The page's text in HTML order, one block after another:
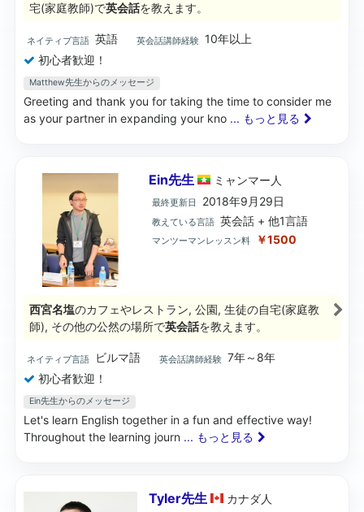
宅(家庭教師)で英会話を教えます。
ネイティブ言語 英語 英会話講師経験 10年以上
初心者歓迎！
Matthew先生からのメッセージ
Greeting and thank you for taking the time to consider me
as your partner in expanding your kno ... もっと見る
Ein先生 ミャンマー 人
最終更新日 2018年9月29日
教えている言語 英会話 + 他1言語
マンツーマンレッスン料 ￥1500
西宮名塩のカフェやレストラン, 公園, 生徒の自宅(家庭教
師), その他の公然の場所で英会話を教えます。
ネイティブ言語 ビルマ語 英会話講師経験 7年～8年
初心者歓迎！
Ein先生からのメッセージ
Let's learn English together in a fun and effective way!
Throughout the learning journ ... もっと見る
Tyler先生 カナダ人